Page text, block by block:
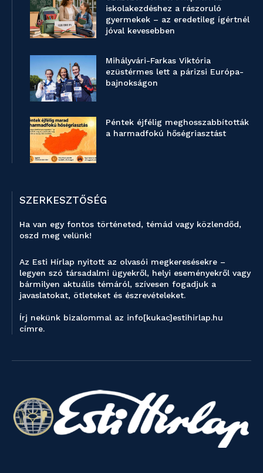
iskolakezdéshez a rászoruló
gyermekek – az eredetileg ígértnél
jóval kevesebben
Mihályvári-Farkas Viktória
ezüstérmes lett a párizsi Európa-
bajnokságon
Péntek éjfélig meghosszabbították
a harmadfokú hőségriasztást
SZERKESZTŐSÉG
Ha van egy fontos történeted, témád vagy közlendőd,
oszd meg velünk!
Az Esti Hírlap nyitott az olvasói megkeresésekre –
legyen szó társadalmi ügyekről, helyi eseményekről vagy
bármilyen aktuális témáról, szívesen fogadjuk a
javaslatokat, ötleteket és észrevételeket.
Írj nekünk bizalommal az info[kukac]estihirlap.hu
címre.